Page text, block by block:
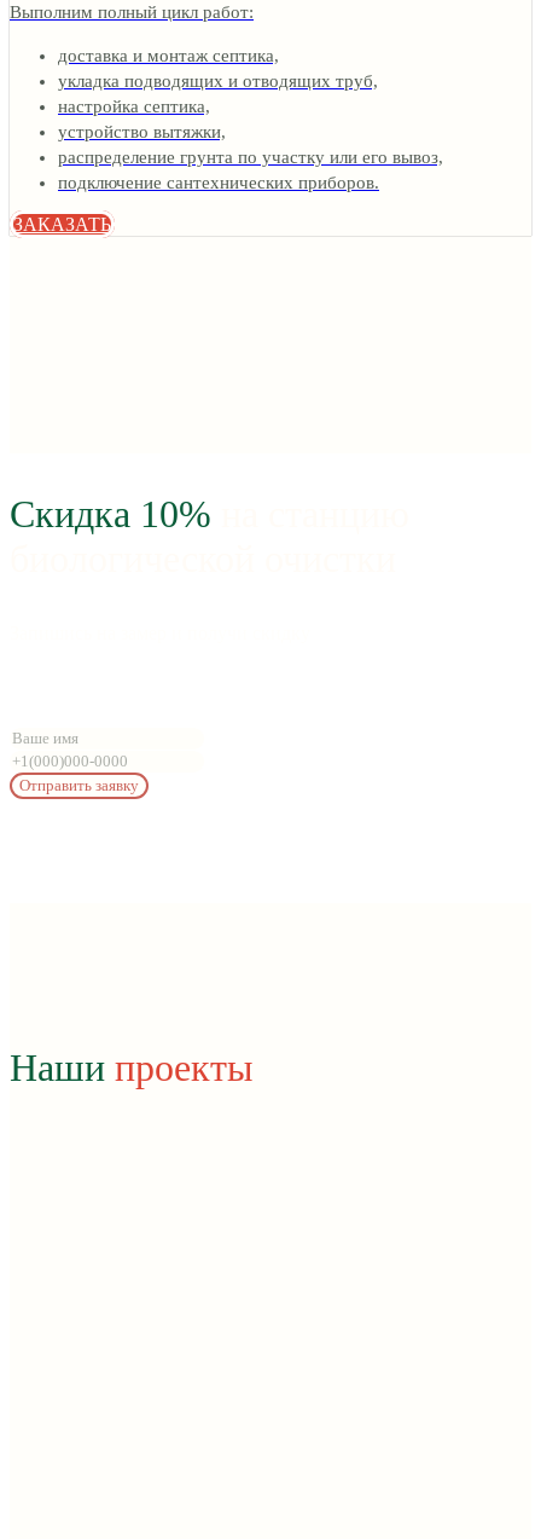
Выполним полный цикл работ:
доставка и монтаж септика,
укладка подводящих и отводящих труб,
настройка септика,
устройство вытяжки,
распределение грунта по участку или его вывоз,
подключение сантехнических приборов.
ЗАКАЗАТЬ
Скидка 10%
Отправить заявку
Наши проекты